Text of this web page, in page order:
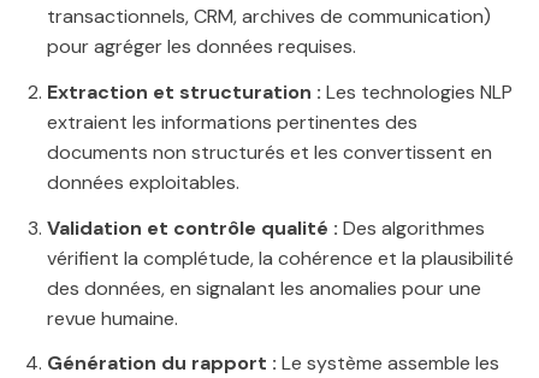
transactionnels, CRM, archives de communication)
pour agréger les données requises.
Extraction et structuration : Les technologies NLP
extraient les informations pertinentes des
documents non structurés et les convertissent en
données exploitables.
Validation et contrôle qualité : Des algorithmes
vérifient la complétude, la cohérence et la plausibilité
des données, en signalant les anomalies pour une
revue humaine.
Génération du rapport : Le système assemble les